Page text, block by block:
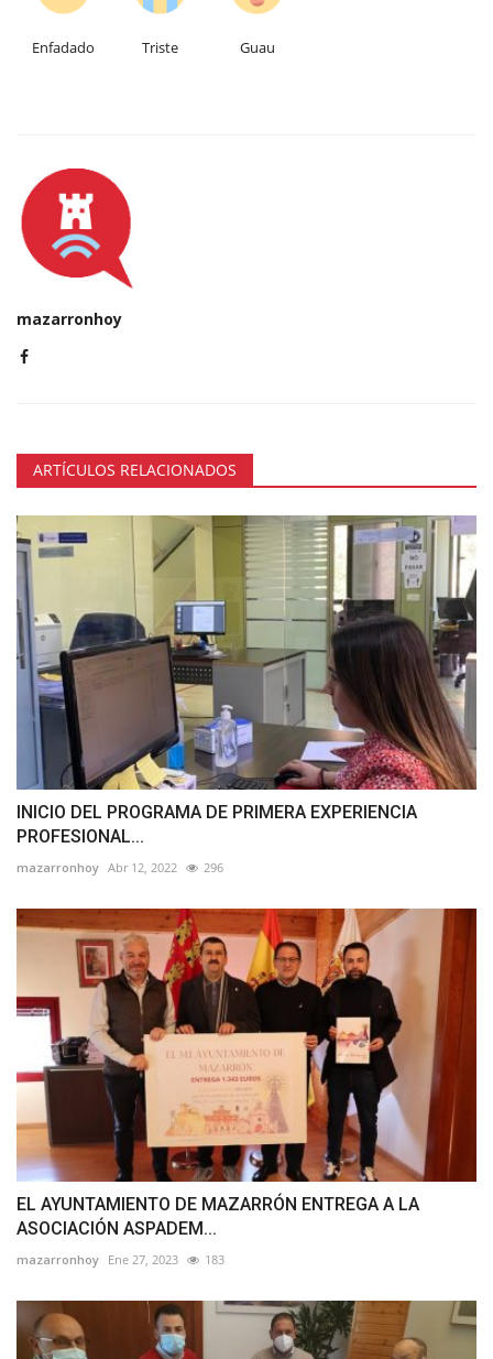
Enfadado Triste Guau
mazarronhoy
ARTÍCULOS RELACIONADOS
INICIO DEL PROGRAMA DE PRIMERA EXPERIENCIA
PROFESIONAL...
mazarronhoy Abr 12, 2022 296
EL AYUNTAMIENTO DE MAZARRÓN ENTREGA A LA
ASOCIACIÓN ASPADEM...
mazarronhoy Ene 27, 2023 183